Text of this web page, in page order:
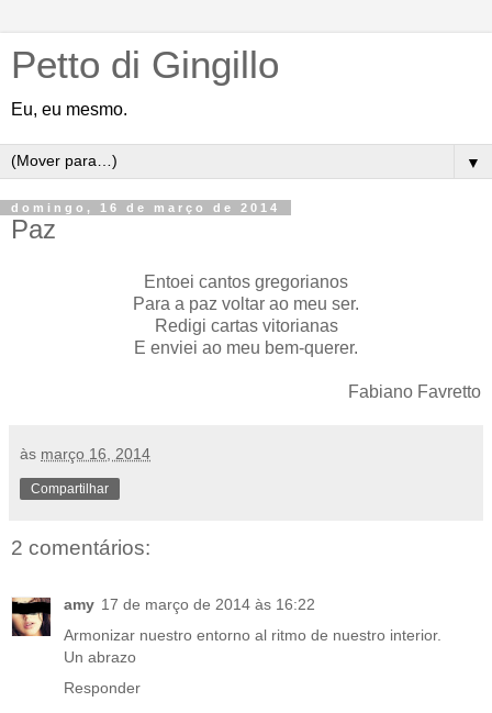
Petto di Gingillo
Eu, eu mesmo.
▼
domingo, 16 de março de 2014
Paz
Entoei cantos gregorianos
Para a paz voltar ao meu ser.
Redigi cartas vitorianas
E enviei ao meu bem-querer.
Fabiano Favretto
às março 16, 2014
Compartilhar
2 comentários:
amy 17 de março de 2014 às 16:22
Armonizar nuestro entorno al ritmo de nuestro interior.
Un abrazo
Responder